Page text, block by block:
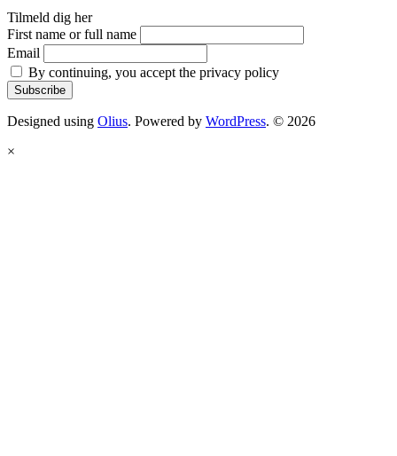
Tilmeld dig her
First name or full name
Email
By continuing, you accept the privacy policy
Designed using Olius. Powered by WordPress. © 2026
×